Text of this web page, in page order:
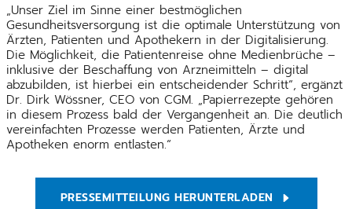
„Unser Ziel im Sinne einer bestmöglichen
Gesundheitsversorgung ist die optimale Unterstützung von
Ärzten, Patienten und Apothekern in der Digitalisierung.
Die Möglichkeit, die Patientenreise ohne Medienbrüche –
inklusive der Beschaffung von Arzneimitteln – digital
abzubilden, ist hierbei ein entscheidender Schritt“, ergänzt
Dr. Dirk Wössner, CEO von CGM. „Papierrezepte gehören
in diesem Prozess bald der Vergangenheit an. Die deutlich
vereinfachten Prozesse werden Patienten, Ärzte und
Apotheken enorm entlasten.“
PRESSEMITTEILUNG HERUNTERLADEN